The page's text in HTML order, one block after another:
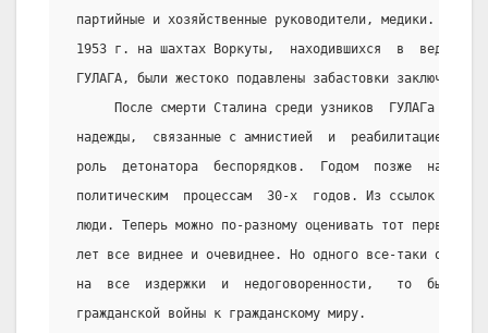
партийные и хозяйственные руководители, медики. Но в
1953 г. на шахтах Воркуты,  находившихся  в  ведении
ГУЛАГА, были жестоко подавлены забастовки заключенных.
После смерти Сталина среди узников  ГУЛАГа
надежды,  связанные с амнистией  и  реабилитацией.
роль  детонатора  беспорядков.  Годом  позже
политическим  процессам  30-х  годов. Из ссылок и
люди. Теперь можно по-разному оценивать тот первый
лет все виднее и очевиднее. Но одного все-таки
на  все  издержки  и  недоговоренности,   то  был
гражданской войны к гражданскому миру.